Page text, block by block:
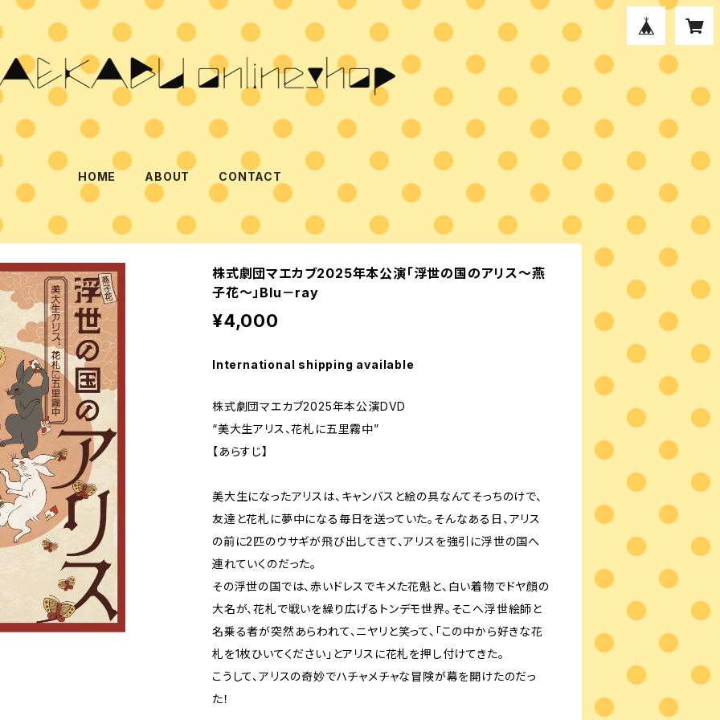
HOME ABOUT CONTACT
株式劇団マエカブ2025年本公演「浮世の国のアリス～燕
子花～」Blu－ray
¥4,000
International shipping available
株式劇団マエカブ2025年本公演DVD
“美大生アリス、花札に五里霧中”
【あらすじ】
美大生になったアリスは、キャンバスと絵の具なんてそっちのけで、
友達と花札に夢中になる毎日を送っていた。そんなある日、アリス
の前に2匹のウサギが飛び出してきて、アリスを強引に浮世の国へ
連れていくのだった。
その浮世の国では、赤いドレスでキメた花魁と、白い着物でドヤ顔の
大名が、花札で戦いを繰り広げるトンデモ世界。そこへ浮世絵師と
名乗る者が突然あらわれて、ニヤリと笑って、「この中から好きな花
札を1枚ひいてください」とアリスに花札を押し付けてきた。
こうして、アリスの奇妙でハチャメチャな冒険が幕を開けたのだっ
た！